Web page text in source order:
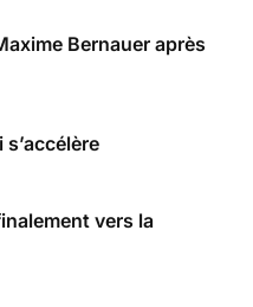
Bernauer après
vers la